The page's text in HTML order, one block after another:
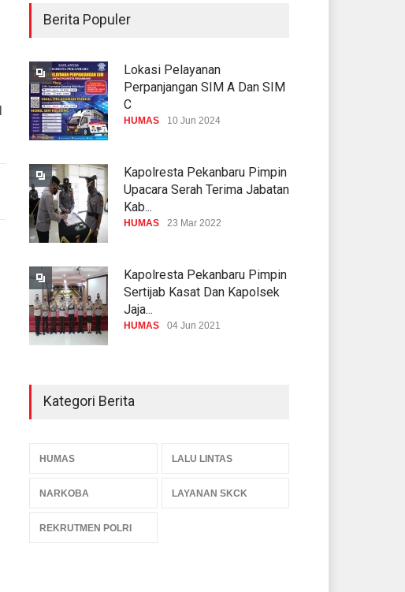
Berita Populer
Lokasi Pelayanan
Perpanjangan SIM A Dan SIM
C
HUMAS 10 Jun 2024
Kapolresta Pekanbaru Pimpin
Upacara Serah Terima Jabatan
Kab...
HUMAS 23 Mar 2022
Kapolresta Pekanbaru Pimpin
Sertijab Kasat Dan Kapolsek
Jaja...
HUMAS 04 Jun 2021
SERTIJAB DUA KASAT
Berhasil Mengamankan
HUMAS
Kategori Berita
HUMAS LALU LINTAS
NARKOBA LAYANAN SKCK
REKRUTMEN POLRI